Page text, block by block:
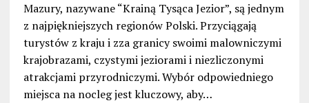
Mazury, nazywane “Krainą Tysąca Jezior”, są jednym
z najpiękniejszych regionów Polski. Przyciągają
turystów z kraju i zza granicy swoimi malowniczymi
krajobrazami, czystymi jeziorami i niezliczonymi
atrakcjami przyrodniczymi. Wybór odpowiedniego
miejsca na nocleg jest kluczowy, aby…